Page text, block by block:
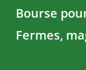
Bourse
Fermes,